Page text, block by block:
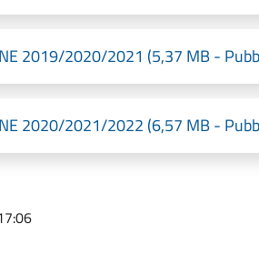
2019/2020/2021 (5,37 MB -
2020/2021/2022 (6,57 MB -